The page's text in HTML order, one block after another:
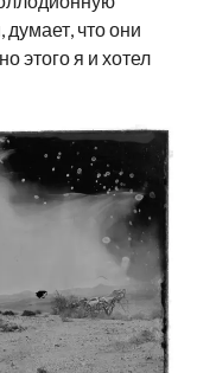
думает, что они
этого я и хотел